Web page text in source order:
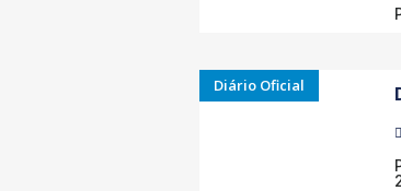
Diário Oficial